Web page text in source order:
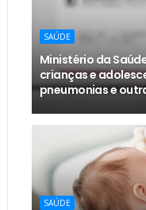
SAÚDE
Ministério da
crianças e
pneumonias e
SAÚDE